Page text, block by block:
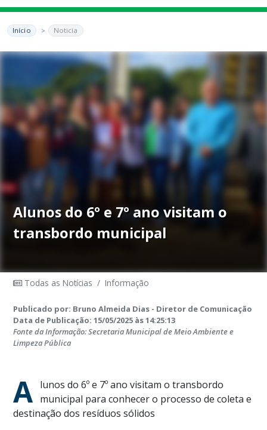
Início Noticia
Alunos do 6º e 7º ano visitam o
transbordo municipal
Todas as Notícias / Informação
Publicado por: Bruno Almeida Dias - Diretor de Comunicação
Data de Publicação: 15/05/2025 às 14:25:13
Fonte da Informação: Secretaria Municipal de Meio Ambiente e
Limpeza Pública
A lunos do 6º e 7º ano visitam o transbordo
municipal para conhecer o processo de coleta e
destinação dos resíduos sólidos